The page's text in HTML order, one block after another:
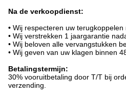
Na de verkoopdienst:
• Wij respecteren uw
• Wij verstrekken 1 jaargarantie
• Wij beloven alle vervangstukken
• Wij geven van uw klagen binnen
Betalingstermijn:
30% vooruitbetaling door T/T bij
verzending.